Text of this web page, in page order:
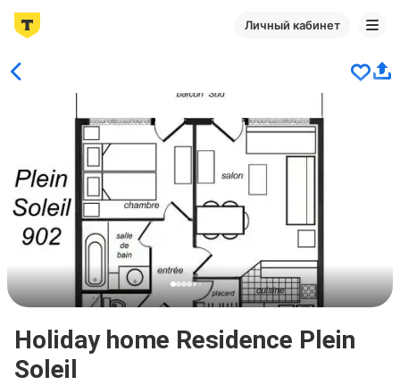
Личный кабинет
Holiday home Residence Plein
Soleil